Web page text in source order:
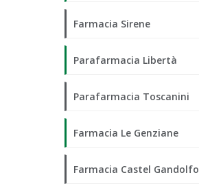
Farmacia Sirene
Parafarmacia Libertà
Parafarmacia Toscanini
Farmacia Le Genziane
Farmacia Castel Gandolfo